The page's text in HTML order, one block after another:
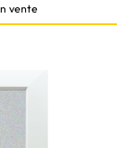
vente